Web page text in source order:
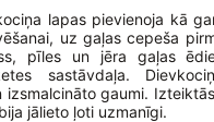
lapas pievienoja kā
uz gaļas cepeša
pīles un jēra gaļas
sastāvdaļa.
gaumi.
jālieto ļoti uzmanīgi.